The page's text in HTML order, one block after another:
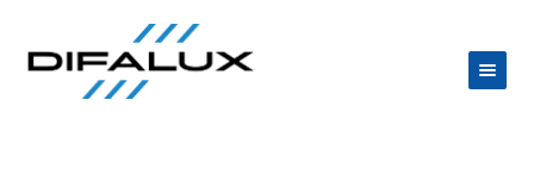
à
au
contenu